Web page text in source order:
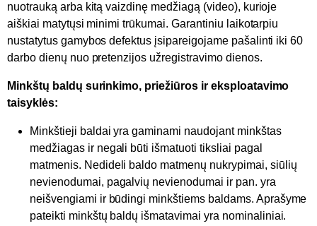
nuotrauką arba kitą vaizdinę medžiagą (video), kurioje
aiškiai matytųsi minimi trūkumai. Garantiniu laikotarpiu
nustatytus gamybos defektus įsipareigojame pašalinti iki 60
darbo dienų nuo pretenzijos užregistravimo dienos.
Minkštų baldų surinkimo, priežiūros ir eksploatavimo
taisyklės:
Minkštieji baldai yra gaminami naudojant minkštas
medžiagas ir negali būti išmatuoti tiksliai pagal
matmenis. Nedideli baldo matmenų nukrypimai, siūlių
nevienodumai, pagalvių nevienodumai ir pan. yra
neišvengiami ir būdingi minkštiems baldams. Aprašyme
pateikti minkštų baldų išmatavimai yra nominaliniai.